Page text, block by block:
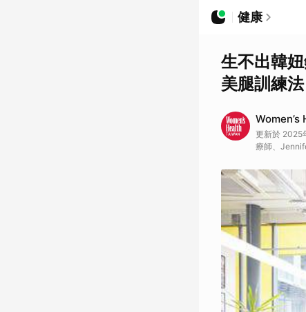
健康
生不出韓
美腿訓練
Women’s
更新於 2025
療師、